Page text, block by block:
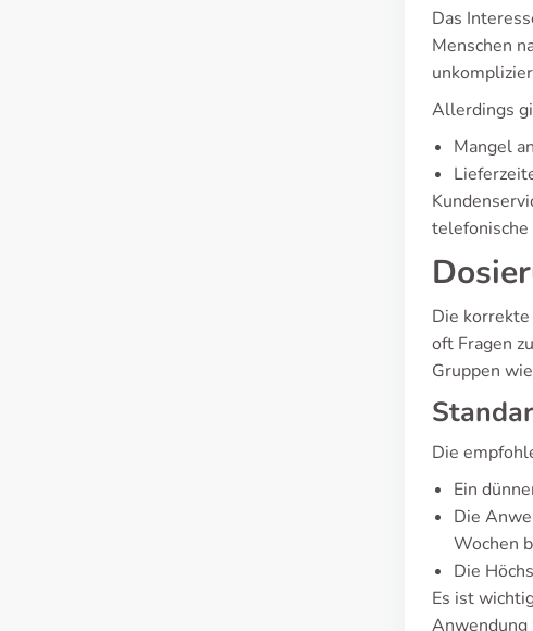
Das
Menschen
Allerdings
Mangel
telefonische
Die
oft Fragen
Gruppen
Die
Ein
Die
Wochen
Die
Es ist
Anwendung